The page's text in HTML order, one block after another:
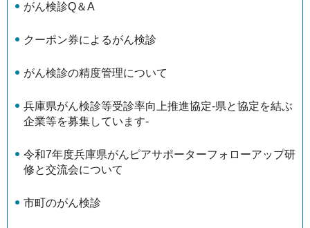
がん検診Q＆A
クーポン券によるがん検診
がん検診の精度管理について
兵庫県がん検診等受診率向上推進協定-県と協定を結ぶ
企業等を募集しています-
令和7年度兵庫県がんピアサポーターフォローアップ研
修と交流会について
市町のがん検診